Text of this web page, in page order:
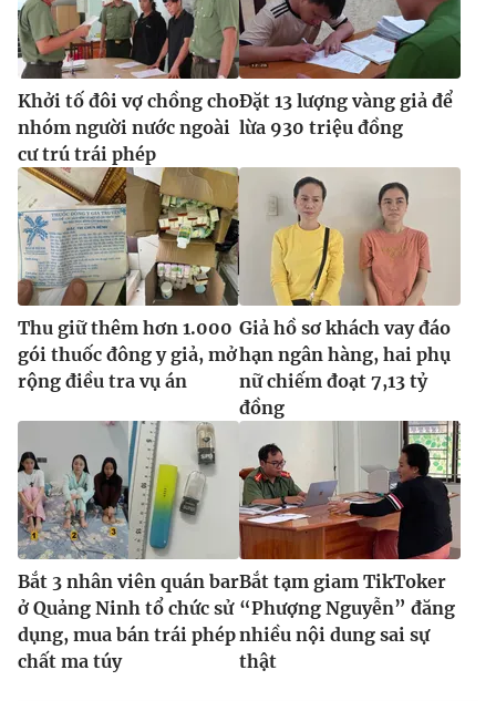
Khởi tố đôi vợ chồng cho
nhóm người nước ngoài
cư trú trái phép
Đặt 13 lượng vàng giả để
lừa 930 triệu đồng
Thu giữ thêm hơn 1.000
gói thuốc đông y giả, mở
rộng điều tra vụ án
Giả hồ sơ khách vay đáo
hạn ngân hàng, hai phụ
nữ chiếm đoạt 7,13 tỷ
đồng
Bắt 3 nhân viên quán bar
ở Quảng Ninh tổ chức sử
dụng, mua bán trái phép
chất ma túy
Bắt tạm giam TikToker
“Phượng Nguyễn” đăng
nhiều nội dung sai sự
thật